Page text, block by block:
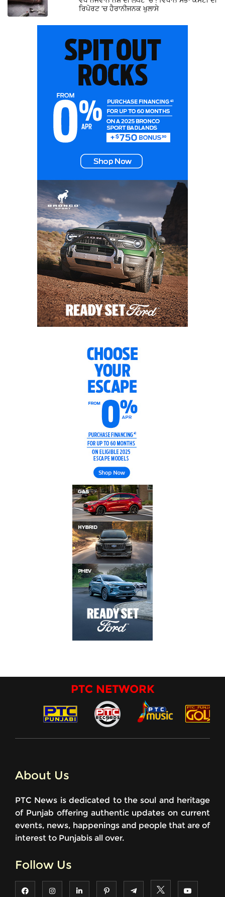
ਰਿਪੋਰਟ 'ਚ ਹੈਰਾਨੀਜਨਕ ਖੁਲਾਸੇ
PTC NETWORK
About Us
PTC News is dedicated to the soul and heritage
of Punjab offering authentic updates on current
events, news, happenings and people that are of
interest to Punjabis all over.
Follow Us